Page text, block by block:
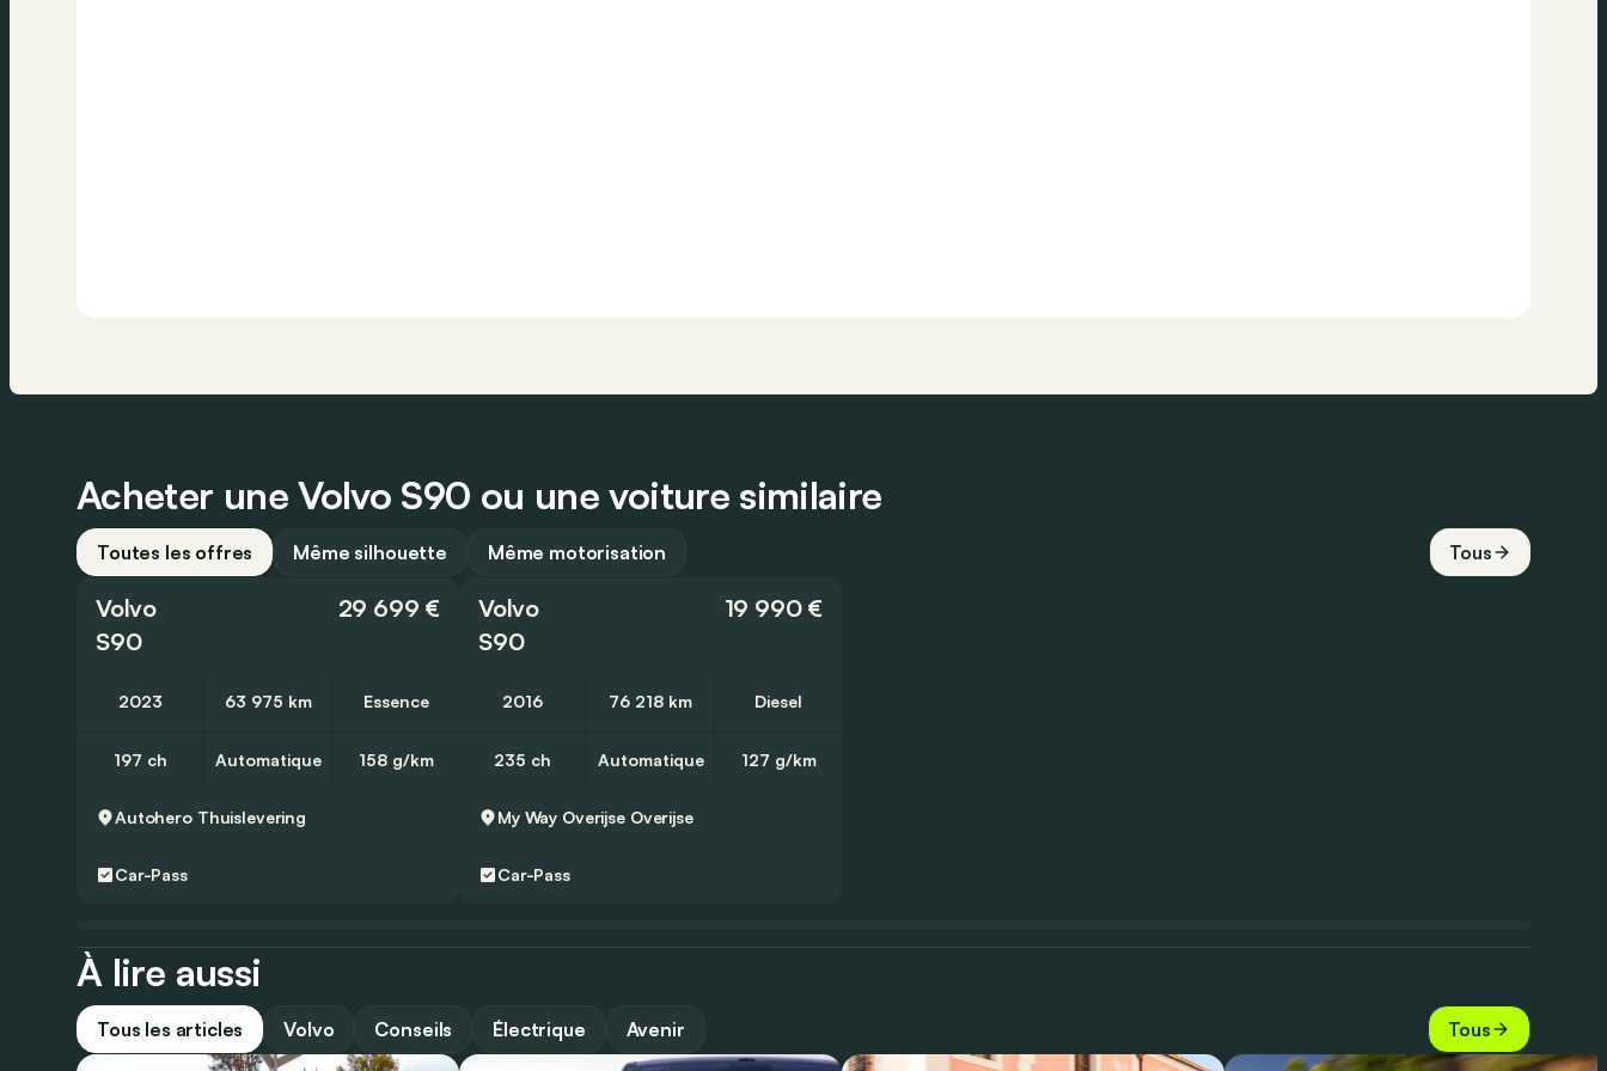
Acheter une Volvo S90 ou une voiture similaire
Toutes les offres Même silhouette Même motorisation Tous
Volvo
S90
29 699 €
2023 63 975 km Essence
197 ch Automatique 158 g/km
Autohero Thuislevering
Car-Pass
Volvo
S90
19 990 €
2016 76 218 km Diesel
235 ch Automatique 127 g/km
My Way Overijse Overijse
Car-Pass
À lire aussi
Tous les articles Volvo Conseils Électrique Avenir Tous